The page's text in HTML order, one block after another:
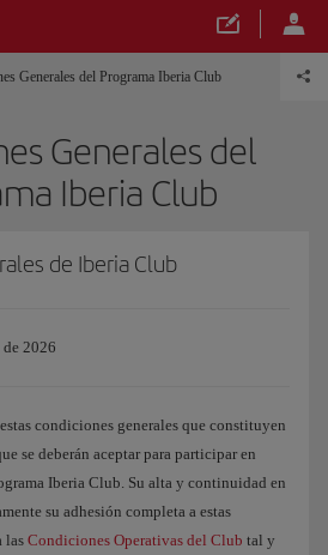
Generales del Programa Iberia Club
Generales del
Iberia Club
de Iberia Club
2026
condiciones generales que constituyen
se deberán aceptar para participar en
Iberia Club. Su alta y continuidad en
su adhesión completa a estas
las Condiciones Operativas del Club tal y